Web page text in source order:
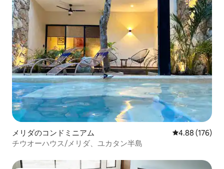
メリダのコンドミニアム レビュー176
4.88 (176)
チウオーハウス/メリダ、ユカタン半島